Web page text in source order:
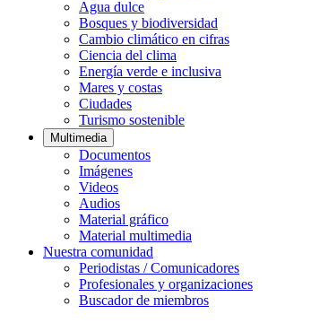
Agua dulce
Bosques y biodiversidad
Cambio climático en cifras
Ciencia del clima
Energía verde e inclusiva
Mares y costas
Ciudades
Turismo sostenible
Multimedia
Documentos
Imágenes
Videos
Audios
Material gráfico
Material multimedia
Nuestra comunidad
Periodistas / Comunicadores
Profesionales y organizaciones
Buscador de miembros